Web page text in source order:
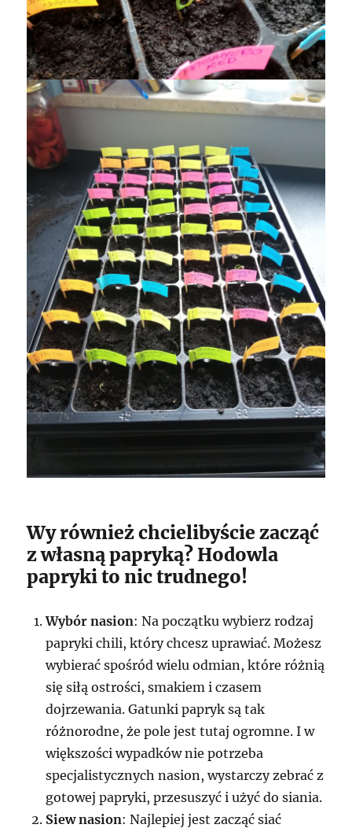
Wy również chcielibyście zacząć
z własną papryką? Hodowla
papryki to nic trudnego!
Wybór nasion: Na początku wybierz rodzaj
papryki chili, który chcesz uprawiać. Możesz
wybierać spośród wielu odmian, które różnią
się siłą ostrości, smakiem i czasem
dojrzewania. Gatunki papryk są tak
różnorodne, że pole jest tutaj ogromne. I w
większości wypadków nie potrzeba
specjalistycznych nasion, wystarczy zebrać z
gotowej papryki, przesuszyć i użyć do siania.
Siew nasion: Najlepiej jest zacząć siać